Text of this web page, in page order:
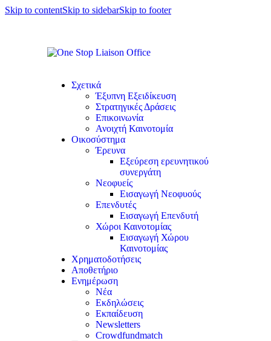
Skip to contentSkip to sidebarSkip to footer
Σχετικά
Έξυπνη Εξειδίκευση
Στρατηγικές Δράσεις
Επικοινωνία
Ανοιχτή Καινοτομία
Οικοσύστημα
Έρευνα
Εξεύρεση ερευνητικού
συνεργάτη
Νεοφυείς
Εισαγωγή Νεοφυούς
Επενδυτές
Εισαγωγή Επενδυτή
Χώροι Καινοτομίας
Εισαγωγή Χώρου
Καινοτομίας
Χρηματοδοτήσεις
Αποθετήριο
Ενημέρωση
Νέα
Εκδηλώσεις
Εκπαίδευση
Newsletters
Crowdfundmatch